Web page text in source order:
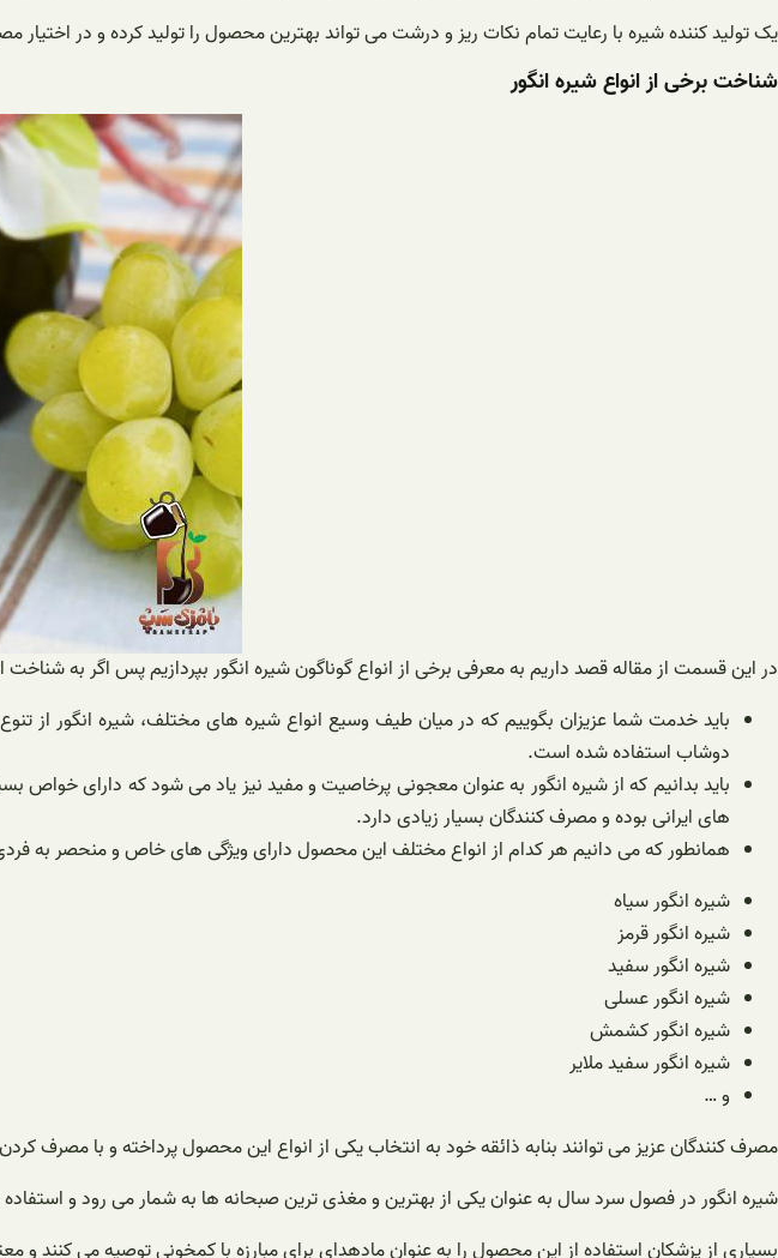
یک تولید کننده شیره با رعایت تمام نکات ریز و درشت می تواند بهترین محصول را تولید کرده و در اختیار
شناخت برخی از انواع شیره انگور
در این قسمت از مقاله قصد داریم به معرفی برخی از انواع گوناگون شیره انگور بپردازیم پس اگر به شناخت
باید خدمت شما عزیزان بگوییم که در میان طیف وسیع انواع شیره های مختلف، شیره انگور از
دوشاب استفاده شده است.
باید بدانیم که از شیره انگور به عنوان معجونی پرخاصیت و مفید نیز یاد می شود که دارای
های ایرانی بوده و مصرف کنندگان بسیار زیادی دارد.
همانطور که می دانیم هر کدام از انواع مختلف این محصول دارای ویژگی های خاص و منحصر به فردی
شیره انگور سیاه
شیره انگور قرمز
شیره انگور سفید
شیره انگور عسلی
شیره انگور کشمش
شیره انگور سفید ملایر
و …
مصرف کنندگان عزیز می توانند بنابه ذائقه خود به انتخاب یکی از انواع این محصول پرداخته و با مصرف
شیره انگور در فصول سرد سال به عنوان یکی از بهترین و مغذی ترین صبحانه ها به شمار می رود و
بسیاری از پزشکان استفاده از این محصول را به عنوان مادهدای برای مبارزه با کمخونی توصیه می کنند